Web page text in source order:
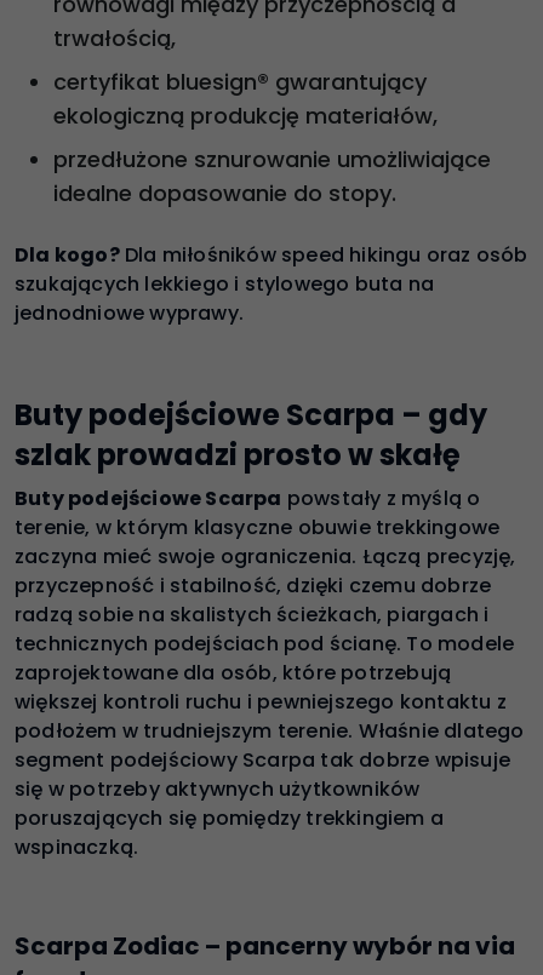
trwałością,
certyfikat bluesign® gwarantujący
ekologiczną produkcję materiałów,
przedłużone sznurowanie umożliwiające
idealne dopasowanie do stopy.
Dla kogo?Dla miłośników speed hikingu oraz osób
szukających lekkiego i stylowego buta na
jednodniowe wyprawy.
Buty podejściowe Scarpa – gdy
szlak prowadzi prosto w skałę
Buty podejściowe Scarpa powstały z myślą o
terenie, w którym klasyczne obuwie trekkingowe
zaczyna mieć swoje ograniczenia. Łączą precyzję,
przyczepność i stabilność, dzięki czemu dobrze
radzą sobie na skalistych ścieżkach, piargach i
technicznych podejściach pod ścianę. To modele
zaprojektowane dla osób, które potrzebują
większej kontroli ruchu i pewniejszego kontaktu z
podłożem w trudniejszym terenie. Właśnie dlatego
segment podejściowy Scarpa tak dobrze wpisuje
się w potrzeby aktywnych użytkowników
poruszających się pomiędzy trekkingiem a
wspinaczką.
Scarpa Zodiac – pancerny wybór na via